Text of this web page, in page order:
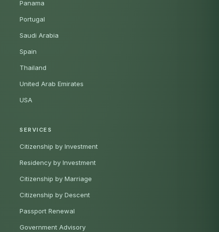
Panama
Portugal
Saudi Arabia
Spain
Thailand
United Arab Emirates
USA
SERVICES
Citizenship by Investment
Residency by Investment
Citizenship by Marriage
Citizenship by Descent
Passport Renewal
Government Advisory